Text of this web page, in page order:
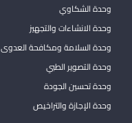
وحدة الشكاوي
وحدة الانشاءات والتجهيز
وحدة السلامة ومكافحة العدوى
وحدة التصوير الطبي
وحدة تحسين الجودة
وحدة الإجازة والتراخيص